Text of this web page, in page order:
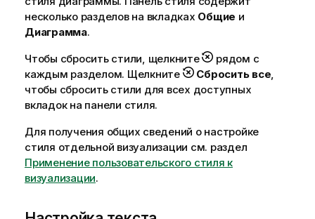
несколько разделов на вкладках Общие и
Диаграмма.
Чтобы сбросить стили, щелкните
рядом с
каждым разделом. Щелкните
Сбросить все
чтобы сбросить стили для всех доступных
вкладок на панели стиля.
Для получения общих сведений о настройке
стиля отдельной визуализации см. раздел
Применение пользовательского стиля к
визуализации.